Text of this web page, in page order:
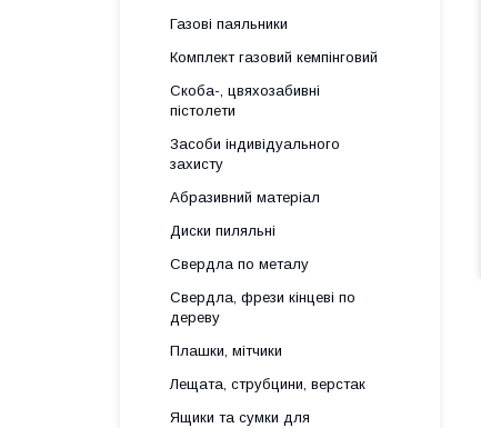
Газові паяльники
Комплект газовий кемпінговий
Скоба-, цвяхозабивні
пістолети
Засоби індивідуального
захисту
Абразивний матеріал
Диски пиляльні
Свердла по металу
Свердла, фрези кінцеві по
дереву
Плашки, мітчики
Лещата, струбцини, верстак
Ящики та сумки для